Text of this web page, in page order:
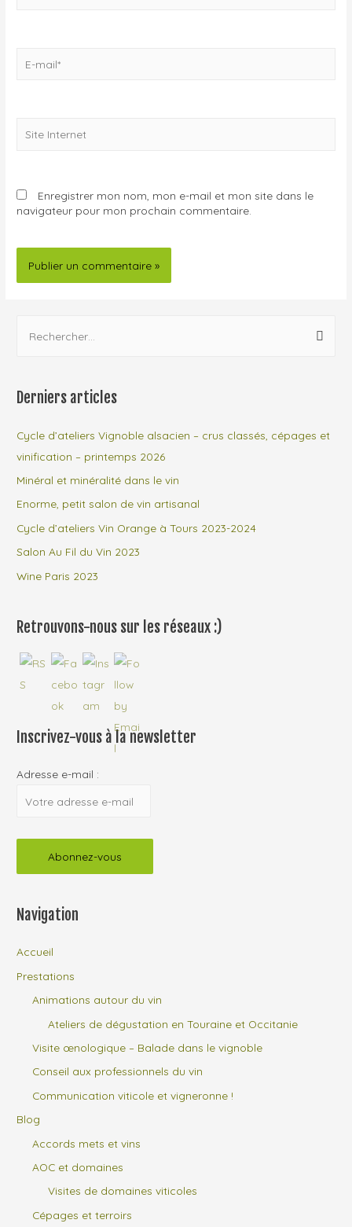
Enregistrer mon nom, mon e-mail et mon site dans le
navigateur pour mon prochain commentaire.
Derniers articles
Cycle d’ateliers Vignoble alsacien – crus classés, cépages et
vinification – printemps 2026
Minéral et minéralité dans le vin
Enorme, petit salon de vin artisanal
Cycle d’ateliers Vin Orange à Tours 2023-2024
Salon Au Fil du Vin 2023
Wine Paris 2023
Retrouvons-nous sur les réseaux :)
Inscrivez-vous à la newsletter
Adresse e-mail :
Navigation
Accueil
Prestations
Animations autour du vin
Ateliers de dégustation en Touraine et Occitanie
Visite œnologique – Balade dans le vignoble
Conseil aux professionnels du vin
Communication viticole et vigneronne !
Blog
Accords mets et vins
AOC et domaines
Visites de domaines viticoles
Cépages et terroirs